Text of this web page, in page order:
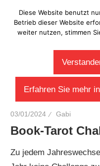
Inhalt
springen
03/01/2024 Gabi
Book-Tarot
Zu jedem
Diese Website benutzt
Betrieb dieser Website
weiter nutzen, stimmen
Erfahren Sie mehr